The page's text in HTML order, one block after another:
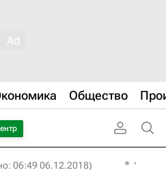
Общество
06:49 06.12.2018)